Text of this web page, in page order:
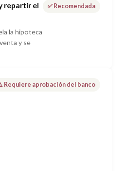
repartir el
la hipoteca
y se
✅ Recomendada
Requiere aprobación del banco